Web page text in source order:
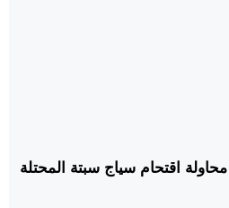
اقتحام سياج سبتة المحتلة